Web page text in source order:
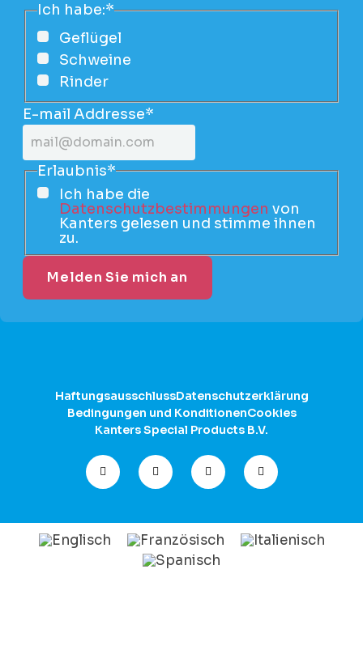
Ich habe:*
Geflügel
Schweine
Rinder
E-mail Addresse*
Erlaubnis*
Ich habe die
Datenschutzbestimmungen von
Kanters gelesen und stimme ihnen
zu.
HaftungsausschlussDatenschutzerklärung
Bedingungen und KonditionenCookies
Kanters Special Products B.V.